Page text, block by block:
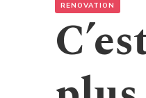
RENOVATION